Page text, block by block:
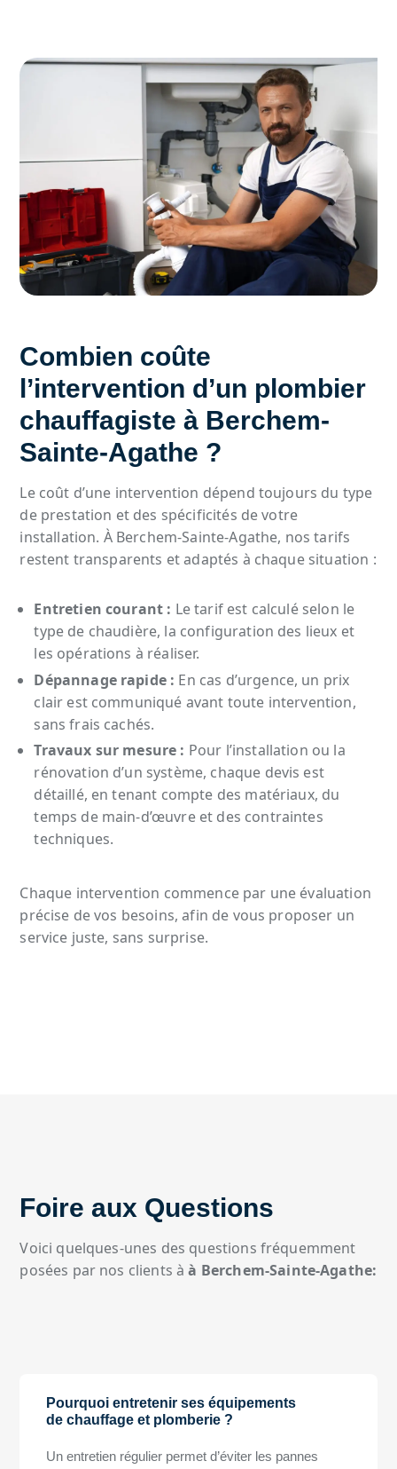
Combien coûte
l’intervention d’un plombier
chauffagiste à Berchem-
Sainte-Agathe ?
Le coût d’une intervention dépend toujours du type
de prestation et des spécificités de votre
installation. À Berchem-Sainte-Agathe, nos tarifs
restent transparents et adaptés à chaque situation :
Entretien courant : Le tarif est calculé selon le
type de chaudière, la configuration des lieux et
les opérations à réaliser.
Dépannage rapide : En cas d’urgence, un prix
clair est communiqué avant toute intervention,
sans frais cachés.
Travaux sur mesure : Pour l’installation ou la
rénovation d’un système, chaque devis est
détaillé, en tenant compte des matériaux, du
temps de main-d’œuvre et des contraintes
techniques.
Chaque intervention commence par une évaluation
précise de vos besoins, afin de vous proposer un
service juste, sans surprise.
Foire aux Questions
Voici quelques-unes des questions fréquemment
posées par nos clients àà Berchem-Sainte-Agathe:
Pourquoi entretenir ses équipements
de chauffage et plomberie ?
Un entretien régulier permet d’éviter les pannes